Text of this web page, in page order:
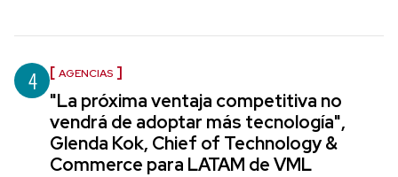
4 AGENCIAS
"La próxima ventaja competitiva no
vendrá de adoptar más tecnología",
Glenda Kok, Chief of Technology &
Commerce para LATAM de VML